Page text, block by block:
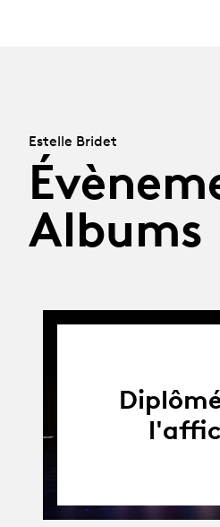
Estelle Bridet
Albums